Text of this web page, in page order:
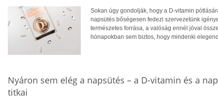
Sokan úgy gondolják, hogy a D-vitamin
napsütés bőségesen fedezi szervezetünk
természetes forrása, a valóság ennél jóval
hónapokban sem biztos, hogy mindenki
Nyáron sem elég a napsütés – a D-vitamin és a
titkai